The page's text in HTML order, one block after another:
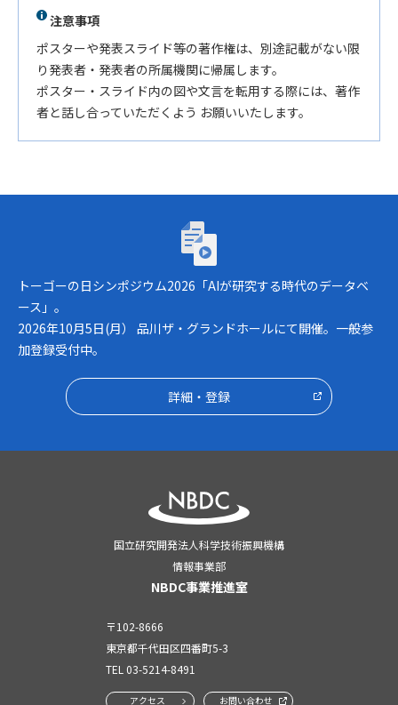
注意事項
ポスターや発表スライド等の著作権は、別途記載がない限
り発表者・発表者の所属機関に帰属します。
ポスター・スライド内の図や文言を転用する際には、著作
者と話し合っていただくよう お願いいたします。
トーゴーの日シンポジウム2026「AIが研究
トーゴーの日シンポジウム2026「AIが研究する時代のデータベ
ース」。
2026年10月5日(月） 品川ザ・グランドホールにて開催。一般参
加登録受付中。
詳細・登録
国立研究開発法人科学技術振興機構
情報事業部
NBDC事業推進室
〒102-8666
東京都千代田区四番町5-3
TEL 03-5214-8491
アクセス お問い合わせ